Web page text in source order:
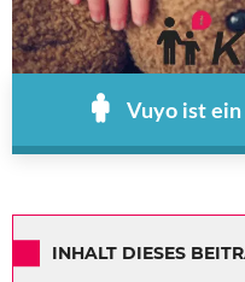
Vuyo ist ein
INHALT DIESES